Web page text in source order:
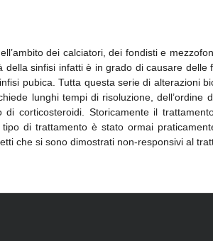
dei calciatori, dei fondisti e
della sinfisi infatti è in grado di causare
pubica. Tutta questa serie di alterazioni
lunghi tempi di risoluzione,
corticosteroidi. Storicamente il
di trattamento è stato ormai
che si sono dimostrati non-responsivi al